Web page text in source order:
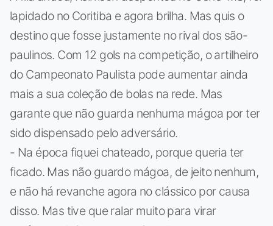
lapidado no Coritiba e agora brilha. Mas quis o
destino que fosse justamente no rival dos são-
paulinos. Com 12 gols na competição, o artilheiro
do Campeonato Paulista pode aumentar ainda
mais a sua coleção de bolas na rede. Mas
garante que não guarda nenhuma mágoa por ter
sido dispensado pelo adversário.
- Na época fiquei chateado, porque queria ter
ficado. Mas não guardo mágoa, de jeito nenhum,
e não há revanche agora no clássico por causa
disso. Mas tive que ralar muito para virar